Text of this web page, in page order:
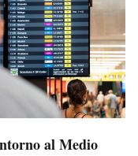
al Medio